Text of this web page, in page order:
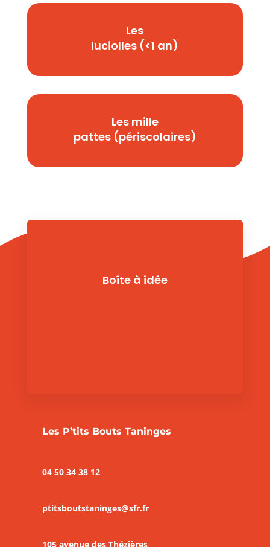
Les
luciolles (<1 an)
Les mille
pattes (périscolaires)
Boîte à idée
Les P’tits Bouts Taninges
04 50 34 38 12
ptitsboutstaninges@sfr.fr
105 avenue des Thézières